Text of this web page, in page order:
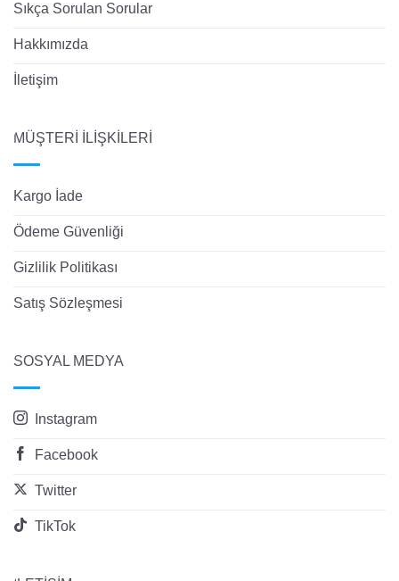
Sıkça Sorulan Sorular
Hakkımızda
İletişim
MÜŞTERİ İLİŞKİLERİ
Kargo İade
Ödeme Güvenliği
Gizlilik Politikası
Satış Sözleşmesi
SOSYAL MEDYA
Instagram
Facebook
Twitter
TikTok